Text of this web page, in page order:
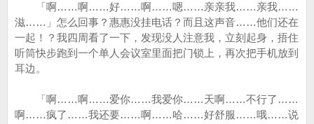
「啊……啊……好……啊……嗯……亲亲我……亲我……
滋……」怎么回事？惠惠没挂电话？而且这声音……他们还在
一起！？我四周看了一下，发现没人注意我，立刻起身，捂住
听筒快步跑到一个单人会议室里面把门锁上，再次把手机放到
耳边。
「啊……啊……爱你……我爱你……天啊……不行了……
啊……疯了……我还要……啊……哈……好舒服……哦……说